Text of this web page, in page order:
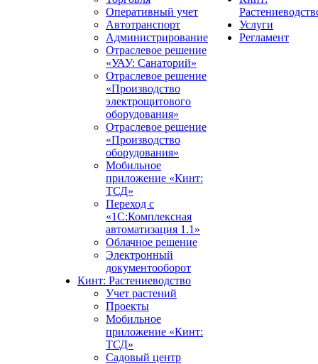
Оперативный учет
Автотранспорт
Администрирование
Отраслевое решение
«УАУ: Санаторий»
Отраслевое решение
«Производство
электрощитового
оборудования»
Отраслевое решение
«Производство
оборудования»
Мобильное
приложение «Кинт:
ТСД»
Переход с
«1С:Комплексная
автоматизация 1.1»
Облачное решение
Электронный
документооборот
Кинт: Растениеводство
Учет растений
Проекты
Мобильное
приложение «Кинт:
ТСД»
Садовый центр
Услуги
Регламент